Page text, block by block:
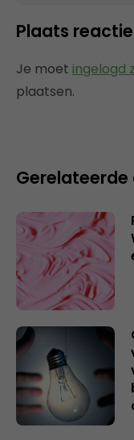
Plaats reactie
Je moet ingelogd
plaatsen.
Gerelateerde